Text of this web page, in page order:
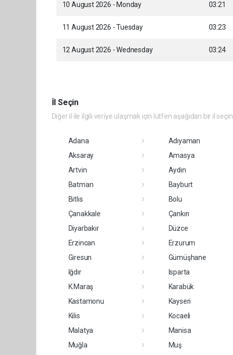
10 August 2026 - Monday 03:21
11 August 2026 - Tuesday 03:23
12 August 2026 - Wednesday 03:24
İl Seçin
Diğer il ile ilgili veriye ulaşmak için lütfen aşağıdan bir il seçin
Adana Adıyaman
Aksaray
Amasya
Artvin
Aydın
Batman
Bayburt
Bitlis
Bolu
Çanakkale
Çankırı
Diyarbakır
Düzce
Erzincan
Erzurum
Giresun
Gümüşhane
Iğdır
Isparta
K.Maraş
Karabük
Kastamonu
Kayseri
Kilis
Kocaeli
Malatya
Manisa
Muğla
Muş